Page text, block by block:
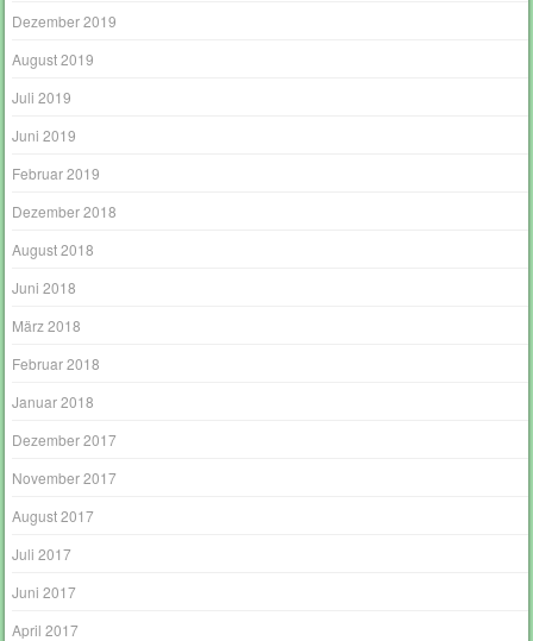
Dezember 2019
August 2019
Juli 2019
Juni 2019
Februar 2019
Dezember 2018
August 2018
Juni 2018
März 2018
Februar 2018
Januar 2018
Dezember 2017
November 2017
August 2017
Juli 2017
Juni 2017
April 2017